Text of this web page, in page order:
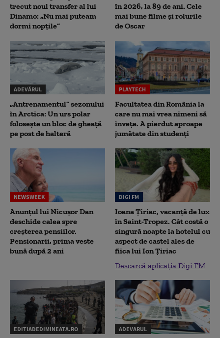
trecut noul transfer al lui
Dinamo: „Nu mai puteam
dormi nopțile”
în 2026, la 89 de ani. Cele
mai bune filme și rolurile
de Oscar
ADEVĂRUL
„Antrenamentul” sezonului
în Arctica: Un urs polar
folosește un bloc de gheață
pe post de halteră
PLAYTECH
Facultatea din România la
care nu mai vrea nimeni să
înveţe. A pierdut aproape
jumătate din studenţi
NEWSWEEK
Anunțul lui Nicușor Dan
deschide calea spre
creșterea pensiilor.
Pensionarii, prima veste
bună după 2 ani
DIGI FM
Ioana Țiriac, vacanță de lux
în Saint-Tropez. Cât costă o
singură noapte la hotelul cu
aspect de castel ales de
fiica lui Ion Țiriac
Descarcă aplicația Digi FM
EDITIADEDIMINEATA.RO ADEVARUL